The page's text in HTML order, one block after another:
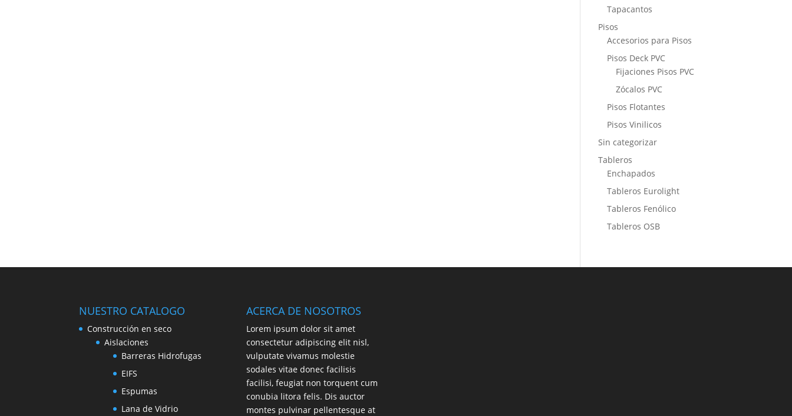
Tapacantos
Pisos
Accesorios para Pisos
Pisos Deck PVC
Fijaciones Pisos PVC
Zócalos PVC
Pisos Flotantes
Pisos Vinilicos
Sin categorizar
Tableros
Enchapados
Tableros Eurolight
Tableros Fenólico
Tableros OSB
NUESTRO CATALOGO
Construcción en seco
Aislaciones
Barreras Hidrofugas
EIFS
Espumas
Lana de Vidrio
ACERCA DE NOSOTROS
Lorem ipsum dolor sit amet
consectetur adipiscing elit nisl,
vulputate vivamus molestie
sodales vitae donec facilisis
facilisi, feugiat non torquent cum
conubia litora felis. Dis auctor
montes pulvinar pellentesque at